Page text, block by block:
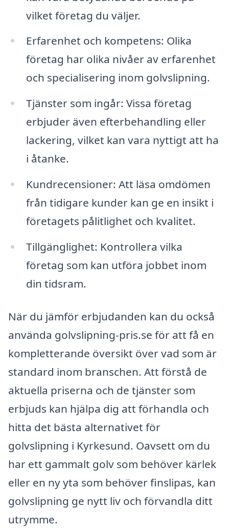
vilket företag du väljer.
Erfarenhet och kompetens: Olika
företag har olika nivåer av erfarenhet
och specialisering inom golvslipning.
Tjänster som ingår: Vissa företag
erbjuder även efterbehandling eller
lackering, vilket kan vara nyttigt att ha
i åtanke.
Kundrecensioner: Att läsa omdömen
från tidigare kunder kan ge en insikt i
företagets pålitlighet och kvalitet.
Tillgänglighet: Kontrollera vilka
företag som kan utföra jobbet inom
din tidsram.
När du jämför erbjudanden kan du också
använda golvslipning-pris.se för att få en
kompletterande översikt över vad som är
standard inom branschen. Att förstå de
aktuella priserna och de tjänster som
erbjuds kan hjälpa dig att förhandla och
hitta det bästa alternativet för
golvslipning i Kyrkesund. Oavsett om du
har ett gammalt golv som behöver kärlek
eller en ny yta som behöver finslipas, kan
golvslipning ge nytt liv och förvandla ditt
utrymme.